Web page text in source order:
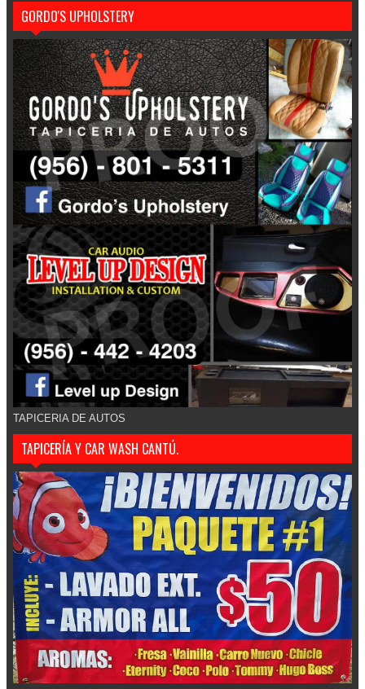
GORDO'S UPHOLSTERY
TAPICERIA DE AUTOS
TAPICERÍA Y CAR WASH CANTÚ.